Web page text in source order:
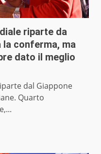
riparte da
la conferma, ma
dato il meglio
dal Giappone
Quarto